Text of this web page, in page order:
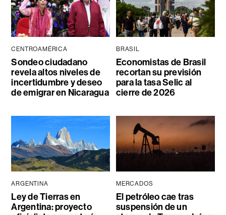
CENTROAMÉRICA
Sondeo ciudadano
revela altos niveles de
incertidumbre y deseo
de emigrar en Nicaragua
BRASIL
Economistas de Brasil
recortan su previsión
para la tasa Selic al
cierre de 2026
ARGENTINA
Ley de Tierras en
Argentina: proyecto
MERCADOS
El petróleo cae tras
suspensión de un